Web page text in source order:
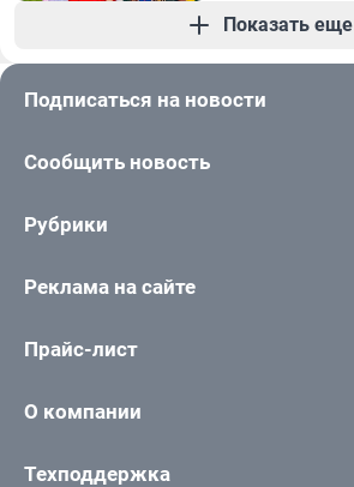
Показать еще
Подписаться на новости
Сообщить новость
Рубрики
Реклама на сайте
Прайс-лист
О компании
Техподдержка